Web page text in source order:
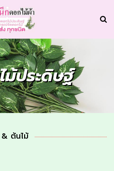
ม้ประดิษฐ์
& ต้นไม้